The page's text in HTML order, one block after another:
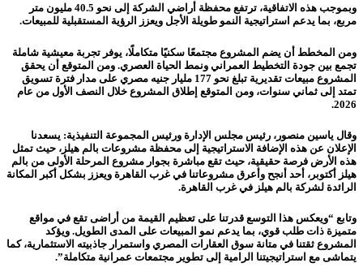
وبموجب هذه الاتفاقية، ترتفع محفظة أراضي الشركة إلى نحو 40.5 مليون متر
مربع، بما يدعم استراتيجية النمو طويلة الأجل ويعزز الرؤية المستقبلية للمبيعات.
ومن المخطط أن يضم المشروع مجتمعًا سكنيًا متكاملًا، يوفر تجربة معيشية شاملة
تجمع بين جودة التخطيط العمراني ونمط الحياة العصري. ومن المتوقع أن يحقق
المشروع مبيعات تقديرية تبلغ نحو 177 مليار جنيه مصري على مدار فترة تسويق
تمتد إلى ثماني سنوات، ومن المتوقع إطلاق المشروع خلال النصف الأول من عام
2026.
وقال ياسين منصور، رئيس مجلس الإدارة ورئيس المجموعة التنفيذية: يسعدنا
الإعلان عن هذه الإضافة الاستراتيجية إلى محفظة مشروعات بالم هيلز، حيث تمثل
هذه الأرض فرصة حقيقية، حيث تقع مباشرة بجوار مشروع المرحلة الأولى من بالم
هيلز أكتوبر، أحد أنجح وأعرق مشروعاتنا في غرب القاهرة ويعزز بشكل أكبر المكانة
الرائدة لشركة بالم هيلز في غرب القاهرة.
وتابع “ويعكس هذا التوسع قدرتنا على تعظيم القيمة من أراضى تقع في مواقع
متميزة ذات طلب قوي، بما يدعم نمو المبيعات على المدى الطويل. ويؤكد
المشروع ثقتنا في متانة سوق العقارات المصري واستمرار جاذبيته الاستثمارية، كما
يتماشى مع استراتيجيتنا الرامية إلى تطوير مجتمعات عمرانية متكاملة”.